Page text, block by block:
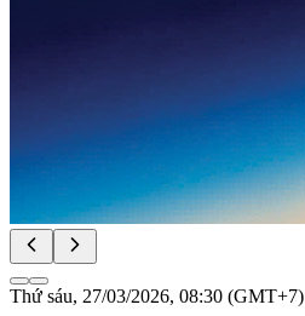
Thứ sáu, 27/03/2026, 08:30 (GMT+7)